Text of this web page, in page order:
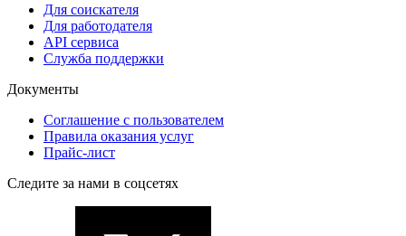
Для соискателя
Для работодателя
API сервиса
Служба поддержки
Документы
Соглашение с пользователем
Правила оказания услуг
Прайс-лист
Следите за нами в соцсетях